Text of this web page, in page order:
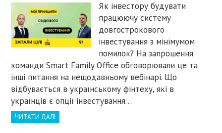
Як інвестору будувати
працюючу систему
довгострокового
інвестування з мінімумом
помилок? На запрошення
команди Smart Family Office обговорювали це та
інші питання на нещодавньому вебінарі. Що
відбувається в українському фінтеху, які в
українців є опції інвестування…
ЧИТАТИ ДАЛІ